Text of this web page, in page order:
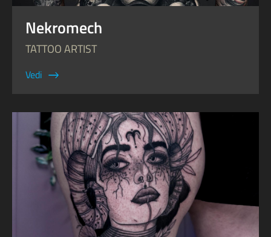
Nekromech
TATTOO ARTIST
Vedi